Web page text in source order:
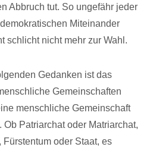
Abbruch tut. So ungefähr jeder
Miteinander
schlicht nicht mehr zur Wahl.
Gedanken ist das
Gemeinschaften
menschliche Gemeinschaft
Patriarchat oder Matriarchat,
oder Staat, es